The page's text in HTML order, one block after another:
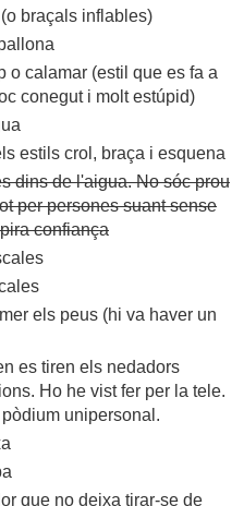
braçals inflables)
o calamar (estil que es fa a
conegut i molt estúpid)
estils crol, braça i esquena
dins de l'aigua. No sóc prou
per persones suant sense
confiança
els peus (hi va haver un
es tiren els nedadors
Ho he vist fer per la tele.
unipersonal.
que no deixa tirar-se de